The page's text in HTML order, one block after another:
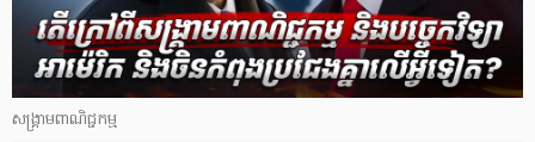
សង្គ្រាមពាណិជ្ជកម្ម